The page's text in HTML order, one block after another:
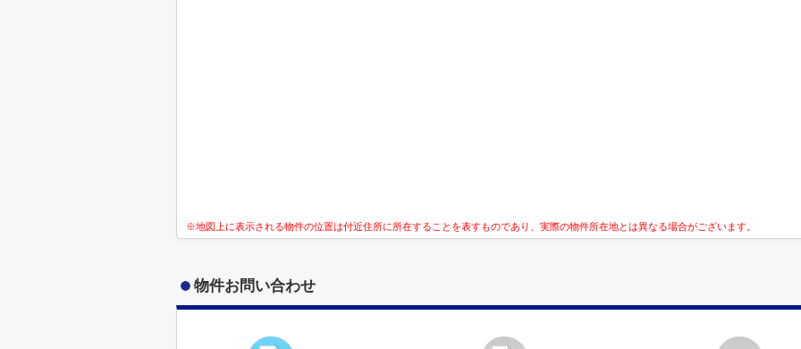
※地図上に表示される物件の位置は付近住所に所在することを表すものであり、実際の物件所在地とは異なる場合がございます。
物件お問い合わせ